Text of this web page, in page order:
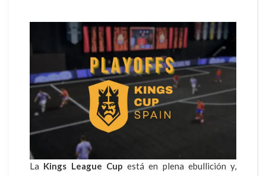
La Kings League Cup está en plena ebullición y,